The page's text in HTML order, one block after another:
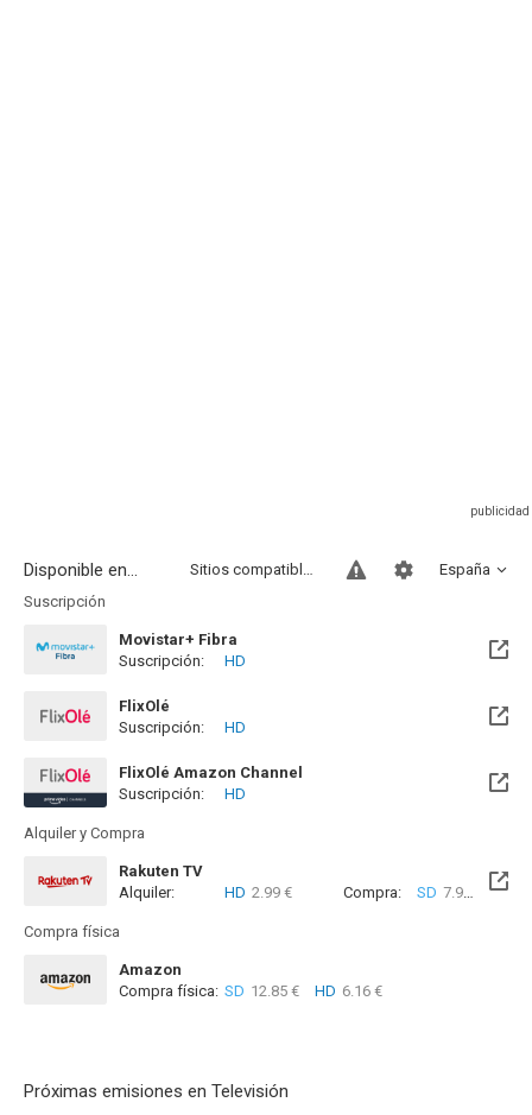
Disponible en... España
Sitios compatibles
Suscripción
Movistar+ Fibra
Disponible hasta el Mar, 01 Dic 2026 (Quedan 3 meses)
Suscripción: HD
FlixOlé
Suscripción:
HD
FlixOlé Amazon Channel
Suscripción:
HD
Alquiler y Compra
Rakuten TV
Alquiler:
HD 2.99 € Compra: SD 7.99 € HD
Compra física
Amazon
Compra física: SD 12.85 € HD 6.16 €
Próximas emisiones en Televisión